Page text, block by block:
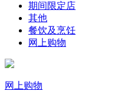
期间限定店
其他
餐饮及烹饪
网上购物
网上购物